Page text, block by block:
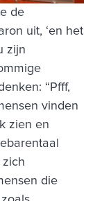
de
uit, ‘en het
zijn
“Pfff,
vinden
zien en
zich
die